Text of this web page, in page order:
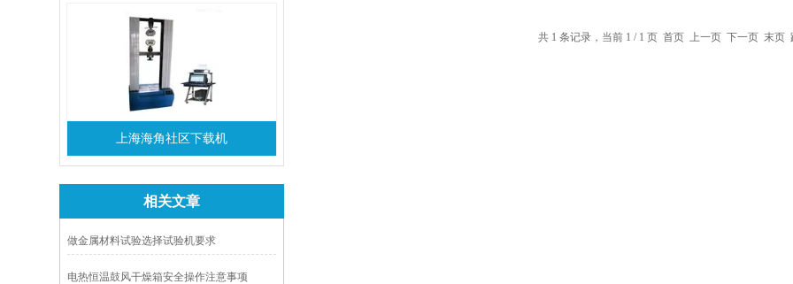
上海海角社区下载机
相关文章
做金属材料试验选择试验机要求
电热恒温鼓风干燥箱安全操作注意事项
共 1 条记录，当前 1 / 1 页 首页 上一页 下一页 末页